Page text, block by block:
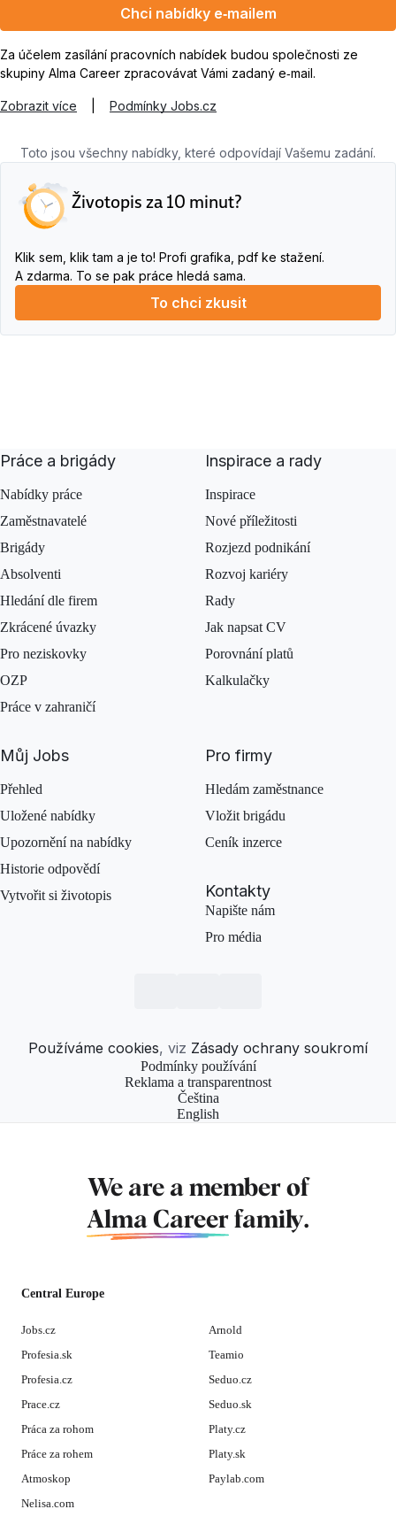
Chci nabídky e‑mailem
Za účelem zasílání pracovních nabídek budou společnosti ze
skupiny Alma Career zpracovávat Vámi zadaný e‑mail.
Zobrazit více Podmínky Jobs.cz
Toto jsou všechny nabídky, které odpovídají Vašemu zadání.
Životopis za 10 minut?
Klik sem, klik tam a je to! Profi grafika, pdf ke stažení.
A zdarma. To se pak práce hledá sama.
To chci zkusit
Práce a brigády
Nabídky práce
Zaměstnavatelé
Brigády
Absolventi
Hledání dle firem
Zkrácené úvazky
Pro neziskovky
OZP
Práce v zahraničí
Inspirace a rady
Inspirace
Nové příležitosti
Rozjezd podnikání
Rozvoj kariéry
Rady
Jak napsat CV
Porovnání platů
Kalkulačky
Můj Jobs
Přehled
Uložené nabídky
Upozornění na nabídky
Historie odpovědí
Vytvořit si životopis
Pro firmy
Hledám zaměstnance
Vložit brigádu
Ceník inzerce
Kontakty
Napište nám
Pro média
Používáme cookies, viz Zásady ochrany soukromí
Podmínky používání
Reklama a transparentnost
Čeština
English
We are a member of
Alma Career family.
Central Europe
Jobs.cz
Profesia.sk
Profesia.cz
Prace.cz
Práca za rohom
Práce za rohem
Atmoskop
Nelisa.com
Arnold
Teamio
Seduo.cz
Seduo.sk
Platy.cz
Platy.sk
Paylab.com